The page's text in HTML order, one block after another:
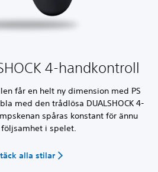
4-handkontroll
får en helt ny dimension med PS
med den trådlösa DUALSHOCK 4-
spåras konstant för ännu
i spelet.
alla stilar